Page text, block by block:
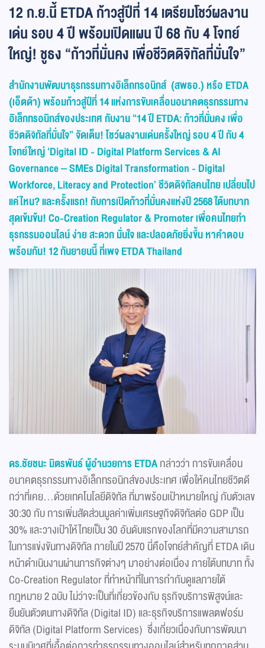
12 ก.ย.นี้ ETDA ก้าวสู่ปีที่ 14 เตรียมโชว์ผลงาน
เด่น รอบ 4 ปี พร้อมเปิดแผน ปี 68 กับ 4 โจทย์
ใหญ่! ชูธง “ก้าวที่มั่นคง เพื่อชีวิตดิจิทัลที่มั่นใจ”
สำนักงานพัฒนาธุรกรรมทางอิเล็กทรอนิกส์ (สพธอ.) หรือ ETDA
(เอ็ตด้า) พร้อมก้าวสู่ปีที่ 14 แห่งการขับเคลื่อนอนาคตธุรกรรมทาง
อิเล็กทรอนิกส์ของประเทศ กับงาน “14 ปีETDA:ก้าวที่มั่นคง เพื่อ
ชีวิตดิจิทัลที่มั่นใจ” จัดเต็ม! โชว์ผลงานเด่นครั้งใหญ่ รอบ 4 ปี กับ 4
โจทย์ใหญ่ ‘Digital ID - Digital Platform Services & AI
Governance – SMEs Digital Transformation - Digital
Workforce, Literacy and Protection’ชีวิตดิจิทัลคนไทย เปลี่ยนไป
แค่ไหน?และครั้งแรก! กับการเปิดก้าวที่มั่นคงแห่งปี 2568 ใต้บทบาท
สุดเข้มข้น!Co-Creation Regulator & Promoterเพื่อคนไทยทำ
ธุรกรรมออนไลน์ ง่าย สะดวก มั่นใจ และปลอดภัยยิ่งขึ้น หาคำตอบ
พร้อมกัน! 12 กันยายนนี้ ที่เพจ ETDA Thailand
ดร.ชัยชนะ มิตรพันธ์ ผู้อำนวยการETDAกล่าวว่า การขับเคลื่อน
อนาคตธุรกรรมทางอิเล็กทรอนิกส์ของประเทศ เพื่อให้คนไทยชีวิตดี
กว่าที่เคย…ด้วยเทคโนโลยีดิจิทัล ที่มาพร้อมเป้าหมายใหญ่ กับตัวเลข
30:30 กับ การเพิ่มสัดส่วนมูลค่าเพิ่มเศรษฐกิจดิจิทัลต่อ GDP เป็น
30% และวางเป้าให้ไทยเป็น 30 อันดับแรกของโลกที่มีความสามารถ
ในการแข่งขันทางดิจิทัล ภายในปี 2570 นี่คือโจทย์สำคัญที่ ETDA เดิน
หน้าดำเนินงานผ่านภารกิจต่างๆ มาอย่างต่อเนื่อง ภายใต้บทบาท ทั้ง
Co-Creation Regulator ที่ทำหน้าที่ในการกำกับดูแลภายใต้
กฎหมาย 2 ฉบับ ไม่ว่าจะเป็นที่เกี่ยวข้องกับ ธุรกิจบริการพิสูจน์และ
ยืนยันตัวตนทางดิจิทัล (Digital ID) และธุรกิจบริการแพลตฟอร์ม
ดิจิทัล (Digital Platform Services) ซึ่งเกี่ยวเนื่องกับการพัฒนา